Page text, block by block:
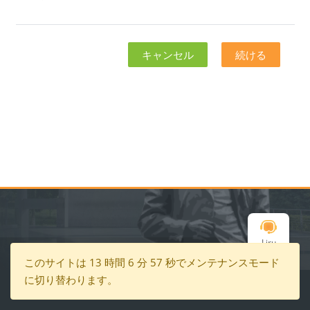
このサイトは 13 時間 6 分 57 秒でメンテナンスモード
に切り替わります。
キャンセル 続ける
Liru
Chat
ブロック
Copyright © 2024 South China Normal
University.All Rights Reserved | 粤ICP备
標準テーマに